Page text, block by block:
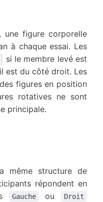
une figure corporelle
à chaque essai. Les
si le membre levé est
est du côté droit. Les
figures en position
rotatives ne sont
principale.
même structure de
répondent en
Gauche ou Droit